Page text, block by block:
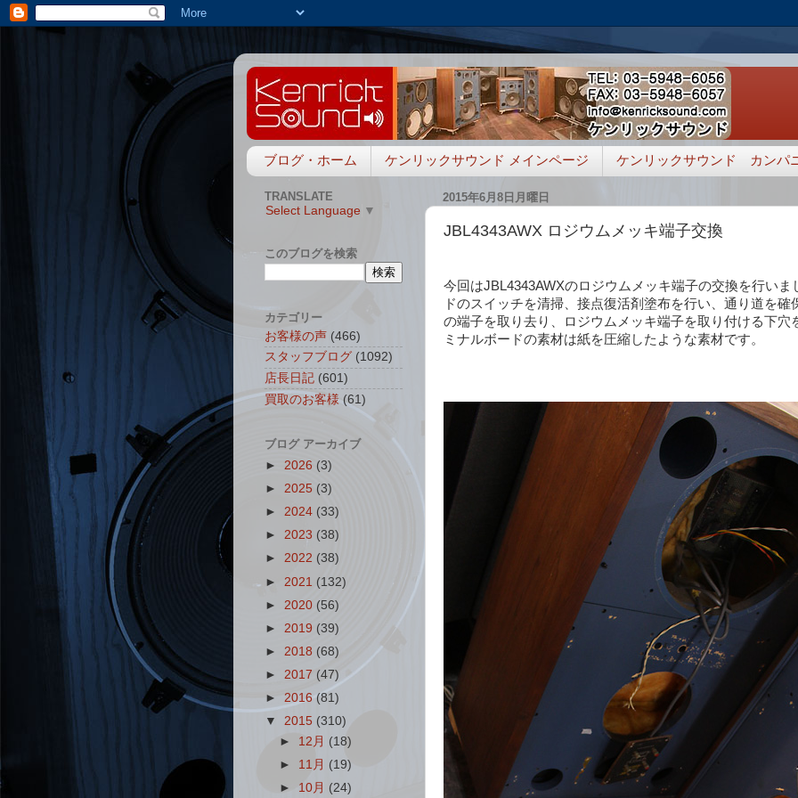
ブログ・ホーム ケンリックサウンド メインページ ケンリックサウンド カンパ
2015年6月8日月曜日
JBL4343AWX ロジウムメッキ端子交換
今回はJBL4343AWXのロジウムメッキ端子の交換を行いま
ドのスイッチを清掃、接点復活剤塗布を行い、通り道を確
の端子を取り去り、ロジウムメッキ端子を取り付ける下穴
ミナルボードの素材は紙を圧縮したような素材です。
TRANSLATE
Select Language ▼
このブログを検索
カテゴリー
お客様の声 (466)
スタッフブログ (1092)
店長日記 (601)
買取のお客様 (61)
ブログ アーカイブ
► 2026 (3)
► 2025 (3)
► 2024 (33)
► 2023 (38)
► 2022 (38)
► 2021 (132)
► 2020 (56)
► 2019 (39)
► 2018 (68)
► 2017 (47)
► 2016 (81)
▼ 2015 (310)
► 12月 (18)
► 11月 (19)
► 10月 (24)